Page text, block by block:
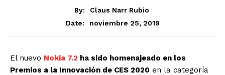
By:
Claus Narr Rubio
Date:
noviembre 25, 2019
El nuevo Nokia 7.2 ha sido homenajeado en los
Premios a la Innovación de CES 2020 en la categoría